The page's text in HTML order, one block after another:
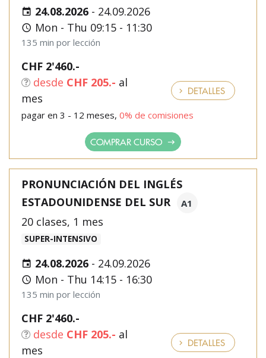
24.08.2026 - 24.09.2026
Mon - Thu 09:15 - 11:30
135 min por lección
CHF 2'460.-
desde CHF 205.- al
mes
pagar en 3 - 12 meses, 0% de comisiones
DETALLES
COMPRAR CURSO
PRONUNCIACIÓN DEL INGLÉS
ESTADOUNIDENSE DEL SUR
A1
20 clases, 1 mes
SUPER-INTENSIVO
24.08.2026 - 24.09.2026
Mon - Thu 14:15 - 16:30
135 min por lección
CHF 2'460.-
desde CHF 205.- al
mes
DETALLES